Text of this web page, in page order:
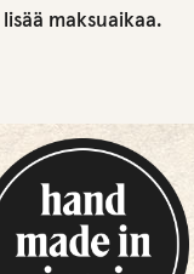
lisää maksuaikaa.